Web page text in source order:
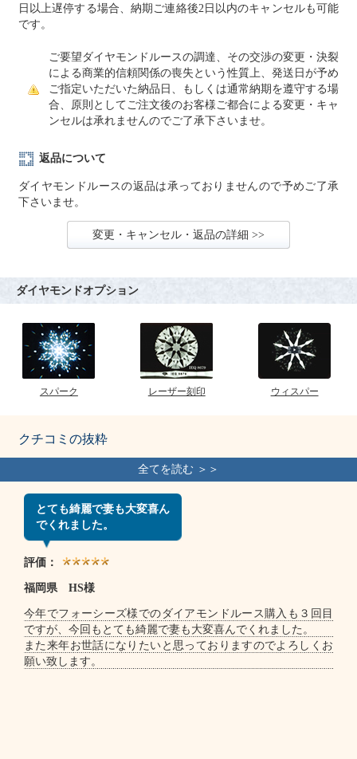
日以上遅停する場合、納期ご連絡後2日以内のキャンセルも可能
です。
ご要望ダイヤモンドルースの調達、その交渉の変更・決裂
による商業的信頼関係の喪失という性質上、発送日が予め
ご指定いただいた納品日、もしくは通常納期を遵守する場
合、原則としてご注文後のお客様ご都合による変更・キャ
ンセルは承れませんのでご了承下さいませ。
返品について
ダイヤモンドルースの返品は承っておりませんので予めご了承
下さいませ。
変更・キャンセル・返品の詳細 >>
ダイヤモンドオプション
スパーク レーザー刻印 ウィスパー
クチコミの抜粋
とても綺麗で妻も大変喜ん
でくれました。
評価：
福岡県 HS様
今年でフォーシーズ様でのダイアモンドルース購入も３回目
ですが、今回もとても綺麗で妻も大変喜んでくれました。
また来年お世話になりたいと思っておりますのでよろしくお
願い致します。